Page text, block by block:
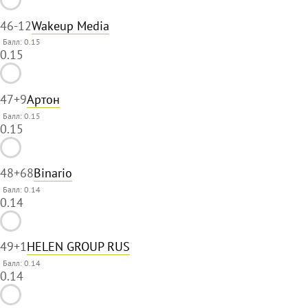
46-12Wakeup Media
Балл: 0.15
0.15
47+9Артон
Балл: 0.15
0.15
48+68Binario
Балл: 0.14
0.14
49+1HELEN GROUP RUS
Балл: 0.14
0.14